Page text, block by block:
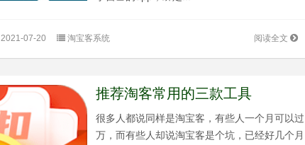
阅读全文
2021-07-20 淘宝客系统
推荐淘客常用的三款工具
很多人都说同样是淘宝客，有些人一个月可以过
万，而有些人却说淘宝客是个坑，已经好几个月